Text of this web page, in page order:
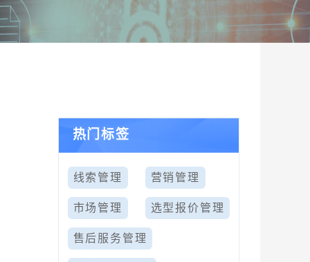
热门标签
线索管理 营销管理
市场管理 选型报价管理
售后服务管理